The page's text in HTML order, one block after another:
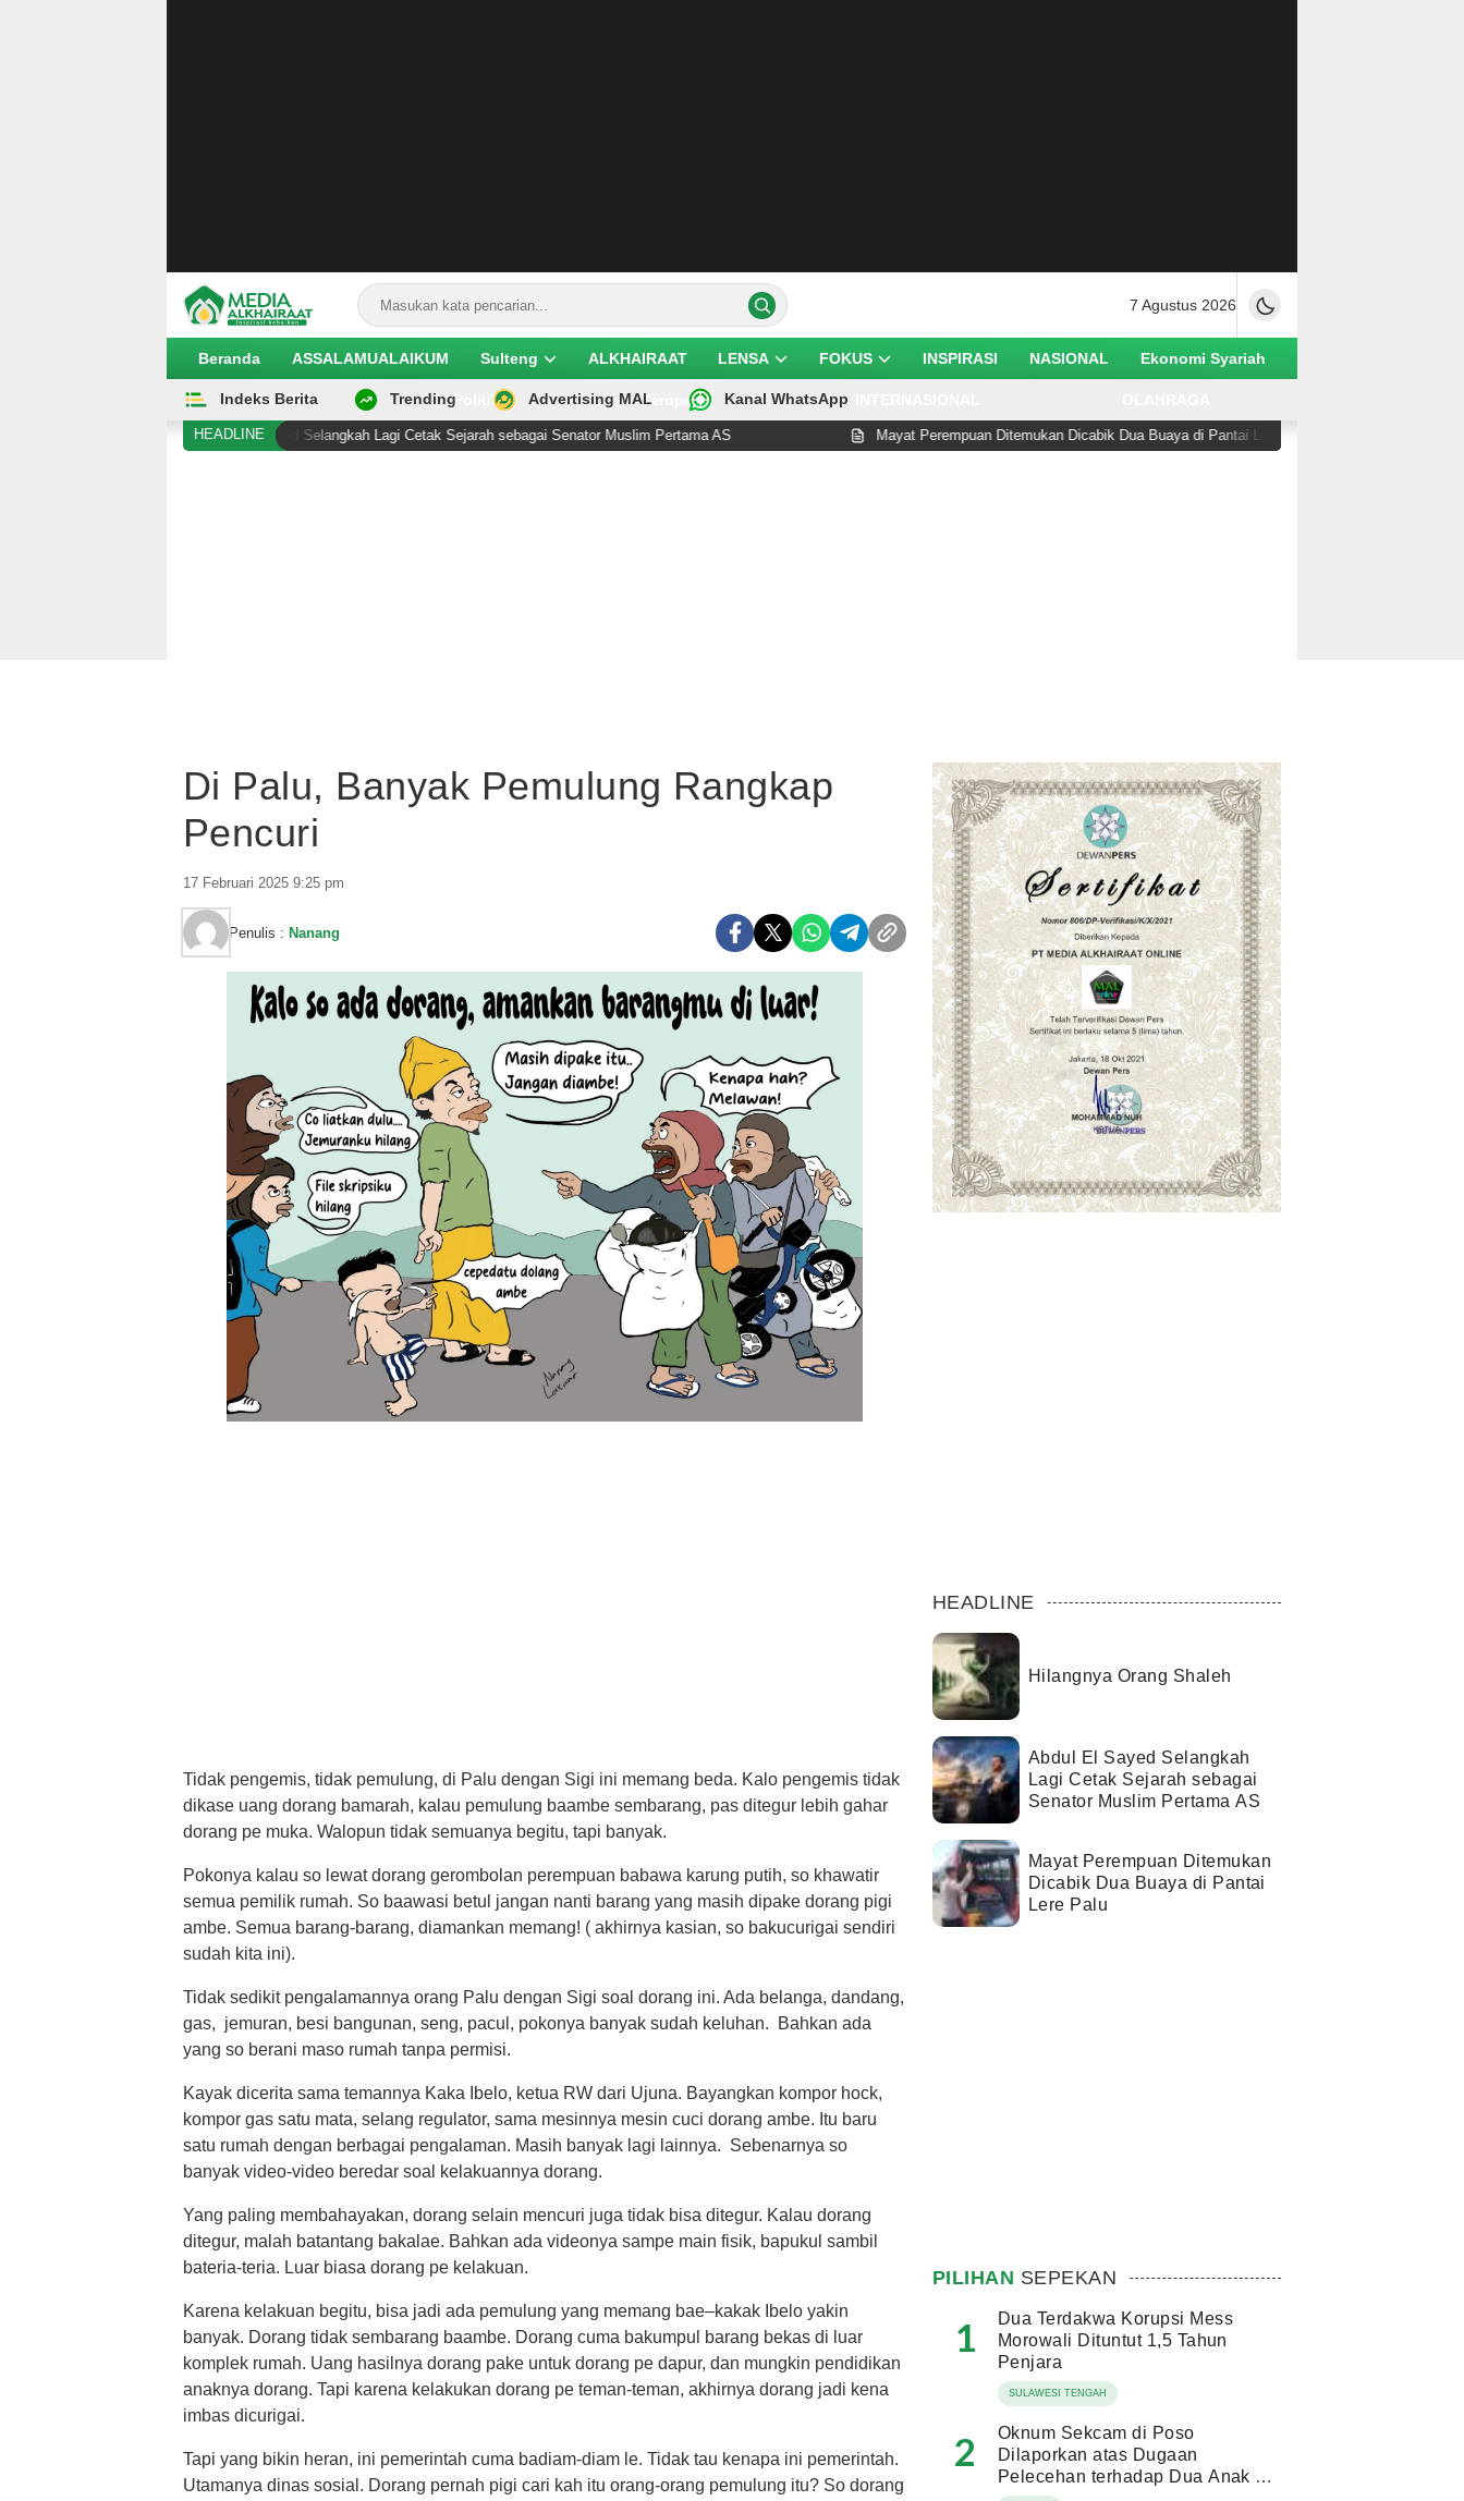
7 Agustus 2026
Beranda ASSALAMUALAIKUM Sulteng ALKHAIRAAT LENSA FOKUS INSPIRASI NASIONAL Ekonomi Syariah
EKOBIS Politik Teropong
Indeks Berita Trending Advertising MAL Kanal WhatsApp
HEADLINE
Abdul El Sayed Selangkah Lagi Cetak Sejarah sebagai Senator Muslim Pertama AS Mayat Perempuan Ditemukan Dicabik Dua Buaya di Pantai Lere Palu
Di Palu, Banyak Pemulung Rangkap
Pencuri
17 Februari 2025 9:25 pm
Penulis : Nanang
Tidak pengemis, tidak pemulung, di Palu dengan Sigi ini memang beda. Kalo pengemis tidak
dikase uang dorang bamarah, kalau pemulung baambe sembarang, pas ditegur lebih gahar
dorang pe muka. Walopun tidak semuanya begitu, tapi banyak.
Pokonya kalau so lewat dorang gerombolan perempuan babawa karung putih, so khawatir
semua pemilik rumah. So baawasi betul jangan nanti barang yang masih dipake dorang pigi
ambe. Semua barang-barang, diamankan memang! ( akhirnya kasian, so bakucurigai sendiri
sudah kita ini).
Tidak sedikit pengalamannya orang Palu dengan Sigi soal dorang ini. Ada belanga, dandang,
gas, jemuran, besi bangunan, seng, pacul, pokonya banyak sudah keluhan. Bahkan ada
yang so berani maso rumah tanpa permisi.
Kayak dicerita sama temannya Kaka Ibelo, ketua RW dari Ujuna. Bayangkan kompor hock,
kompor gas satu mata, selang regulator, sama mesinnya mesin cuci dorang ambe. Itu baru
satu rumah dengan berbagai pengalaman. Masih banyak lagi lainnya. Sebenarnya so
banyak video-video beredar soal kelakuannya dorang.
Yang paling membahayakan, dorang selain mencuri juga tidak bisa ditegur. Kalau dorang
ditegur, malah batantang bakalae. Bahkan ada videonya sampe main fisik, bapukul sambil
bateria-teria. Luar biasa dorang pe kelakuan.
Karena kelakuan begitu, bisa jadi ada pemulung yang memang bae–kakak Ibelo yakin
banyak. Dorang tidak sembarang baambe. Dorang cuma bakumpul barang bekas di luar
komplek rumah. Uang hasilnya dorang pake untuk dorang pe dapur, dan mungkin pendidikan
anaknya dorang. Tapi karena kelakukan dorang pe teman-teman, akhirnya dorang jadi kena
imbas dicurigai.
Tapi yang bikin heran, ini pemerintah cuma badiam-diam le. Tidak tau kenapa ini pemerintah.
Utamanya dinas sosial. Dorang pernah pigi cari kah itu orang-orang pemulung itu? So dorang
HEADLINE
Hilangnya Orang Shaleh
Abdul El Sayed Selangkah
Lagi Cetak Sejarah sebagai
Senator Muslim Pertama AS
Mayat Perempuan Ditemukan
Dicabik Dua Buaya di Pantai
Lere Palu
PILIHAN SEPEKAN
1
Dua Terdakwa Korupsi Mess
Morowali Dituntut 1,5 Tahun
Penjara
SULAWESI TENGAH
2
Oknum Sekcam di Poso
Dilaporkan atas Dugaan
Pelecehan terhadap Dua Anak di